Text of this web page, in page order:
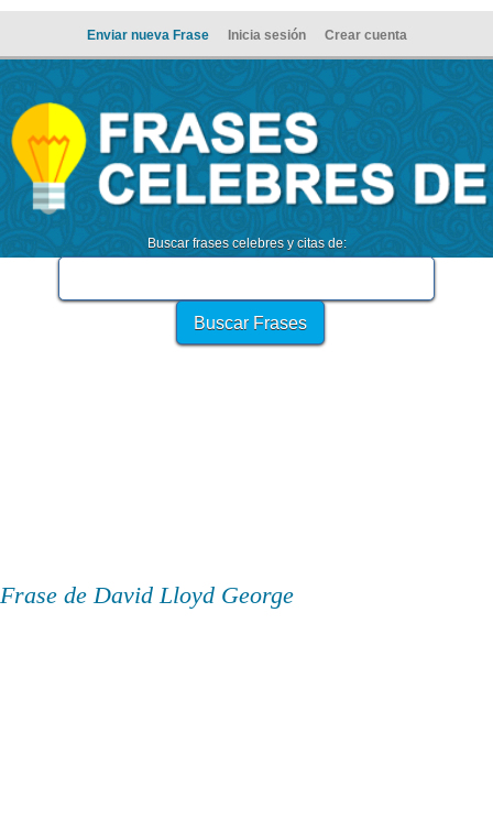
Enviar nueva Frase Inicia sesión Crear cuenta
Buscar frases celebres y citas de:
Frase de David Lloyd George